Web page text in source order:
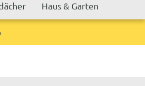
Haus & Garten